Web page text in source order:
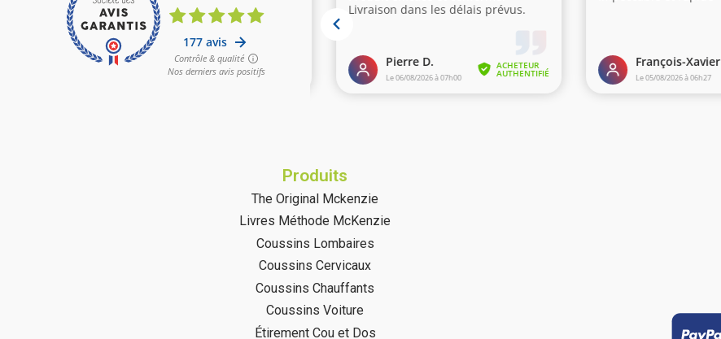
Produits
The Original Mckenzie
Livres Méthode McKenzie
Coussins Lombaires
Coussins Cervicaux
Coussins Chauffants
Coussins Voiture
Étirement Cou et Dos